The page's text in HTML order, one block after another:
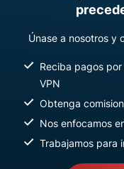
Únase a nosotros y
Reciba pagos
VPN
Obtenga
Nos enfocamos
Trabajamos para